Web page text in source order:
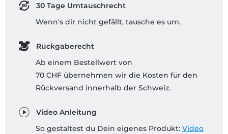
30 Tage Umtauschrecht
Wenn's dir nicht gefällt, tausche es um.
Rückgaberecht
Ab einem Bestellwert von
70 CHF übernehmen wir die Kosten für den
Rückversand innerhalb der Schweiz.
Video Anleitung
So gestaltest du Dein eigenes Produkt: Video